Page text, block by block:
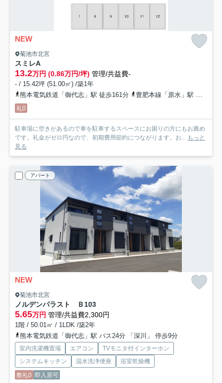
NEW
菊池市北宮
スミレA
13.2万円 (0.86万円/坪) 管理/共益費-
- / 15.42坪 (51.00㎡) /築1年
熊本電気鉄道「御代志」駅 徒歩161分
豊肥本線「原水」駅 徒歩184分
礼0
駐車場に空きがあるので車を駐車するスペースにお困りの方にもお薦め
です。礼金がゼロ円なので、初期費用節約につながります。お... もっと
見る
アパート
NEW
菊池市北宮
ノルデンパラスト Ｂ 103
5.65万円 管理/共益費2,300円
1階 / 50.01㎡ / 1LDK /築2年
熊本電気鉄道「御代志」駅 バス24分 「深川」 停歩9分
室内洗濯機置場 エアコン
TVモニタ付インターホン
システムキッチン
温水洗浄便座
浴室乾燥機
敷礼0 即入居可